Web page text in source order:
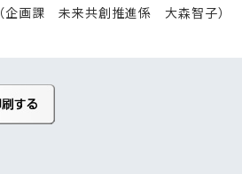
（企画課 未来共創推進係 大森智子）